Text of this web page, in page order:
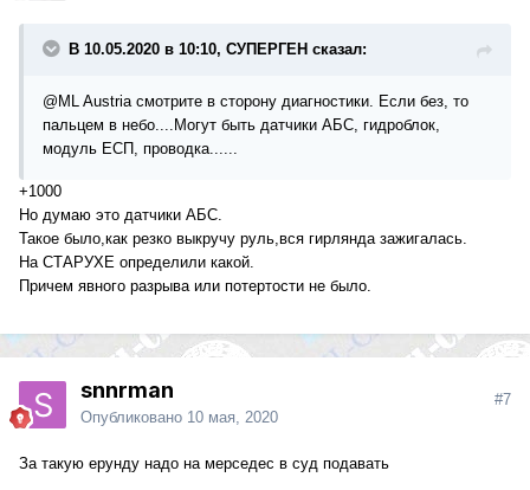
В 10.05.2020 в 10:10, СУПЕРГЕН сказал:
@ML Austriaсмотрите в сторону диагностики. Если без, то
пальцем в небо....Могут быть датчики АБС, гидроблок,
модуль ЕСП, проводка......
+1000
Но думаю это датчики АБС.
Такое было,как резко выкручу руль,вся гирлянда зажигалась.
На СТАРУХЕ определили какой.
Причем явного разрыва или потертости не было.
snnrman
Опубликовано 10 мая, 2020
#7
За такую ерунду надо на мерседес в суд подавать